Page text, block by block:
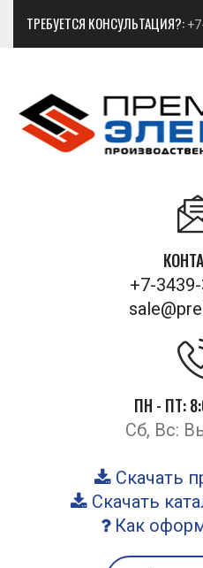
ТРЕБУЕТСЯ КОНСУЛЬТАЦИЯ?:
+7-
ПН - ПТ:
Сб, Вс:
Скачать
Скачать
Как